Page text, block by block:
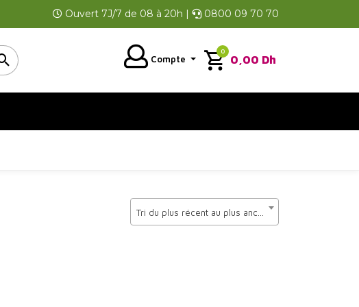
Ouvert 7J/7 de 08 à 20h | 0800 09 70 70
Compte 0,00 Dh
0
Tri du plus récent au plus ancien